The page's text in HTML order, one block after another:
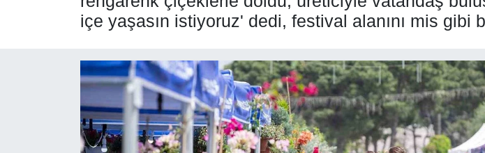
içe yaşasın istiyoruz' dedi, festival alanını mis gibi
ÇEVRE
BİLİM - TEKNOLOJİ